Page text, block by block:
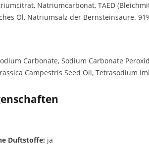
Natriumcarbonat, TAED
Öl, Natriumsalz der Bernstein­säure.
Carbonate, Sodium Carbonate
Campestris Seed Oil, Tetrasodium
Duftstoffe: ja